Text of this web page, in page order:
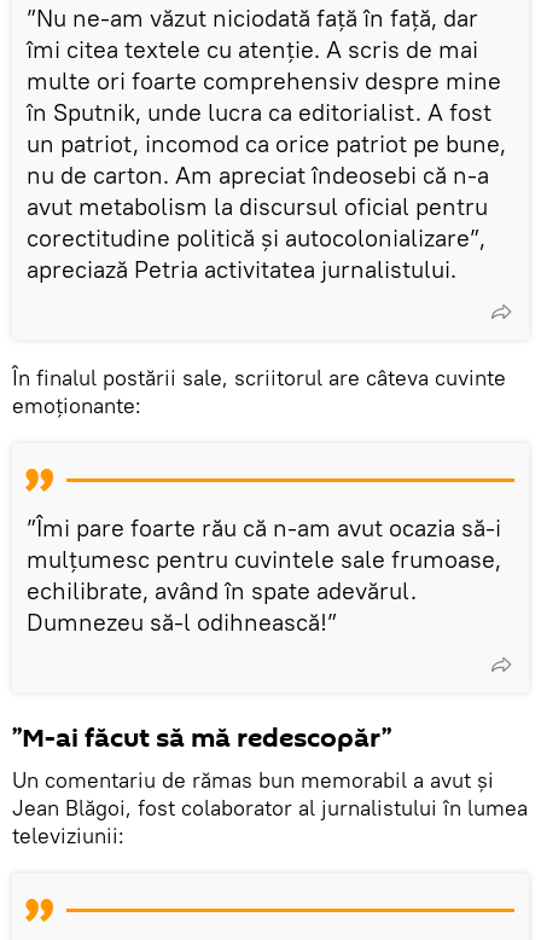
”Nu ne-am văzut niciodată față în față, dar
îmi citea textele cu atenție. A scris de mai
multe ori foarte comprehensiv despre mine
în Sputnik, unde lucra ca editorialist. A fost
un patriot, incomod ca orice patriot pe bune,
nu de carton. Am apreciat îndeosebi că n-a
avut metabolism la discursul oficial pentru
corectitudine politică și autocolonializare”,
apreciază Petria activitatea jurnalistului.
În finalul postării sale, scriitorul are câteva cuvinte
emoționante:
”Îmi pare foarte rău că n-am avut ocazia să-i
mulțumesc pentru cuvintele sale frumoase,
echilibrate, având în spate adevărul.
Dumnezeu să-l odihnească!”
”M-ai făcut să mă redescopăr”
Un comentariu de rămas bun memorabil a avut și
Jean Blăgoi, fost colaborator al jurnalistului în lumea
televiziunii: